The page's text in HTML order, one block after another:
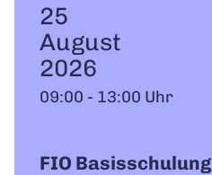
25
August
2026
09:00 - 13:00 Uhr
FIO Basisschulung